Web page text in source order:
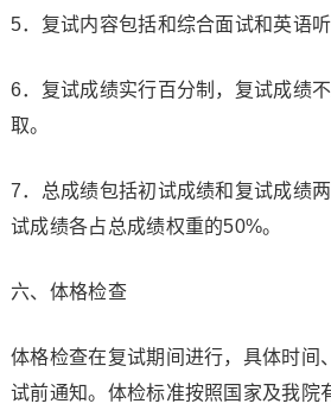
5．复试内容包括和综合面试和英语
6．复试成绩实行百分制，复试成绩
取。
7．总成绩包括初试成绩和复试成绩
试成绩各占总成绩权重的50%。
六、体格检查
体格检查在复试期间进行，具体时间
试前通知。体检标准按照国家及我院